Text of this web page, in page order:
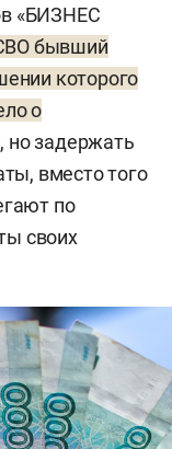
«БИЗНЕС
бывший
которого
о
, но задержать
вместо того
по
своих